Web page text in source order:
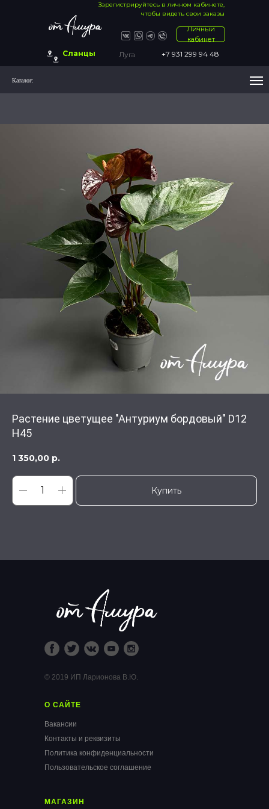
+7 931 299 94 48
Луга
Сланцы
Личный
кабинет
Зарегистрируйтесь в личном кабинете,
чтобы видеть свои заказы
Каталог:
Растение цветущее "Антуриум бордовый" D12
Н45
1 350,00 р.
Купить
О САЙТЕ
Вакансии
Контакты и реквизиты
Политика конфиденциальности
Пользовательское соглашение
МАГАЗИН
© 2019 ИП Ларионова В.Ю.